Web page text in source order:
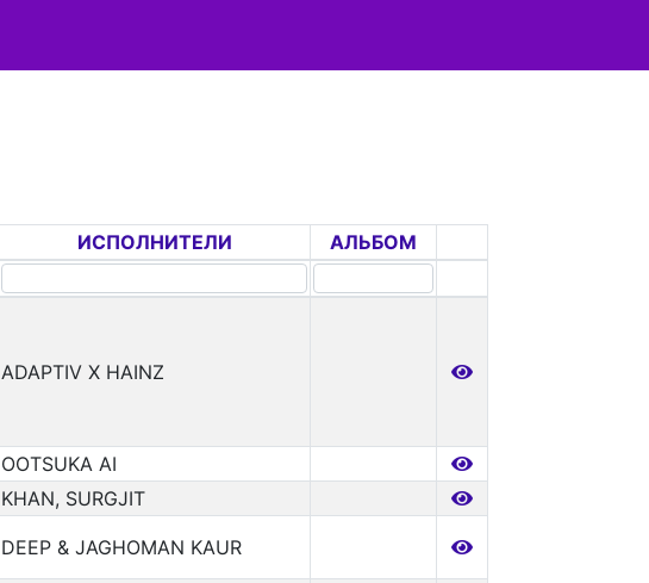
ИСПОЛНИТЕЛИ АЛЬБОМ
ADAPTIV X HAINZ
OOTSUKA AI
KHAN, SURGJIT
DEEP & JAGHOMAN KAUR